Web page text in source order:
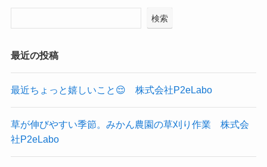
検索
最近の投稿
最近ちょっと嬉しいこと😌 株式会社P2eLabo
草が伸びやすい季節。みかん農園の草刈り作業 株式会
社P2eLabo